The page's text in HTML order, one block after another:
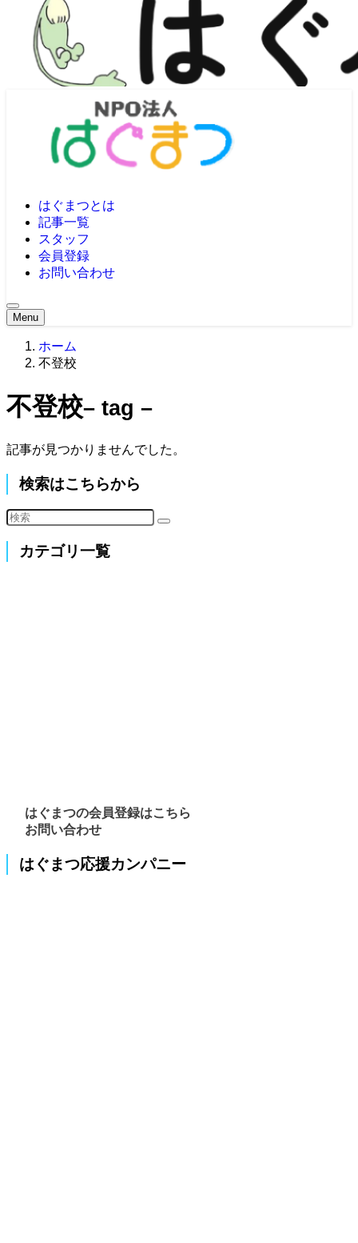
はぐまつとは
記事一覧
スタッフ
会員登録
お問い合わせ
Menu
ホーム
不登校
不登校– tag –
記事が見つかりませんでした。
検索はこちらから
カテゴリ一覧
はぐまつの会員登録はこちら
お問い合わせ
はぐまつ応援カンパニー